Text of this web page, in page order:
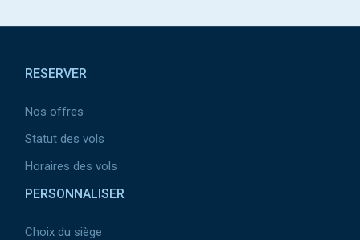
RESERVER
Nos offres
Statut des vols
Horaires des vols
PERSONNALISER
Choix du siège